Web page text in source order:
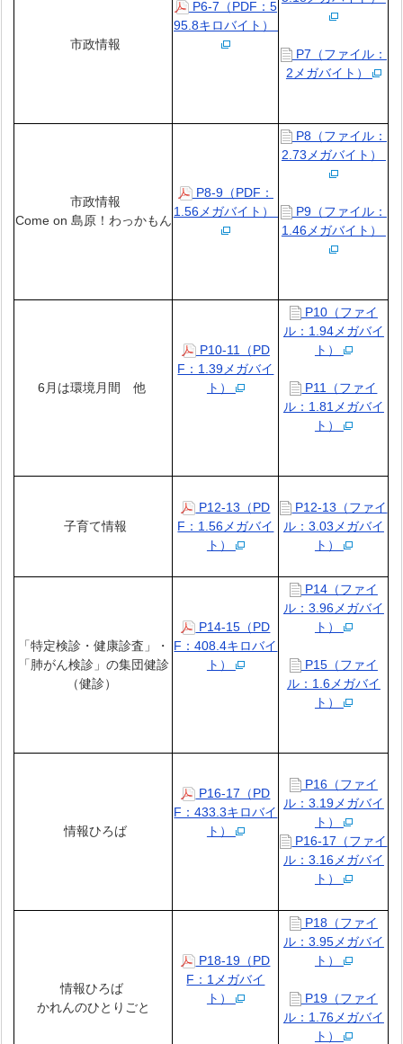
市政情報
P6-7（PDF：5
95.8キロバイト）
P7（ファイル：
2メガバイト）
市政情報
Come on 島原！わっかもん
P8-9（PDF：
1.56メガバイト）
P8（ファイル：
2.73メガバイト）
P9（ファイル：
1.46メガバイト）
6月は環境月間 他
P10-11（PD
F：1.39メガバイ
ト）
P10（ファイ
ル：1.94メガバイ
ト）
P11（ファイ
ル：1.81メガバイ
ト）
子育て情報
P12-13（PD
F：1.56メガバイ
ト）
P12-13（ファイ
ル：3.03メガバイ
ト）
「特定検診・健康診査」・
「肺がん検診」の集団健診
（健診）
P14-15（PD
F：408.4キロバイ
ト）
P14（ファイ
ル：3.96メガバイ
ト）
P15（ファイ
ル：1.6メガバイ
ト）
情報ひろば
P16-17（PD
F：433.3キロバイ
ト）
P16（ファイ
ル：3.19メガバイ
ト）
P16-17（ファイ
ル：3.16メガバイ
ト）
情報ひろば
かれんのひとりごと
P18-19（PD
F：1メガバイ
ト）
P18（ファイ
ル：3.95メガバイ
ト）
P19（ファイ
ル：1.76メガバイ
ト）